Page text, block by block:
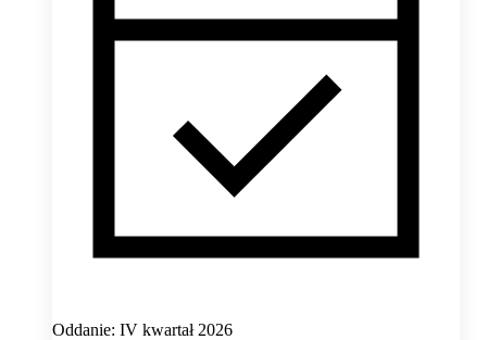
Oddanie: IV kwartał 2026